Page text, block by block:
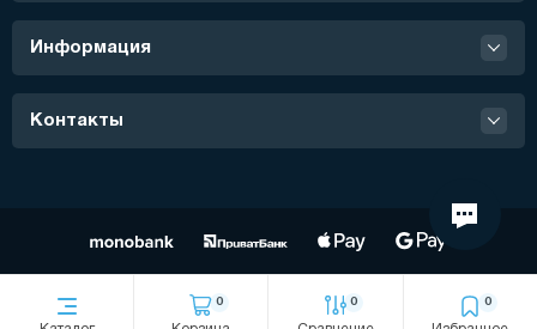
0 0 0
Информация
Контакты